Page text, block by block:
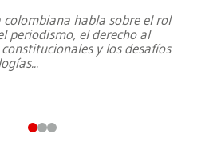
colombiana habla sobre el rol
periodismo, el derecho al
y los desafíos
...